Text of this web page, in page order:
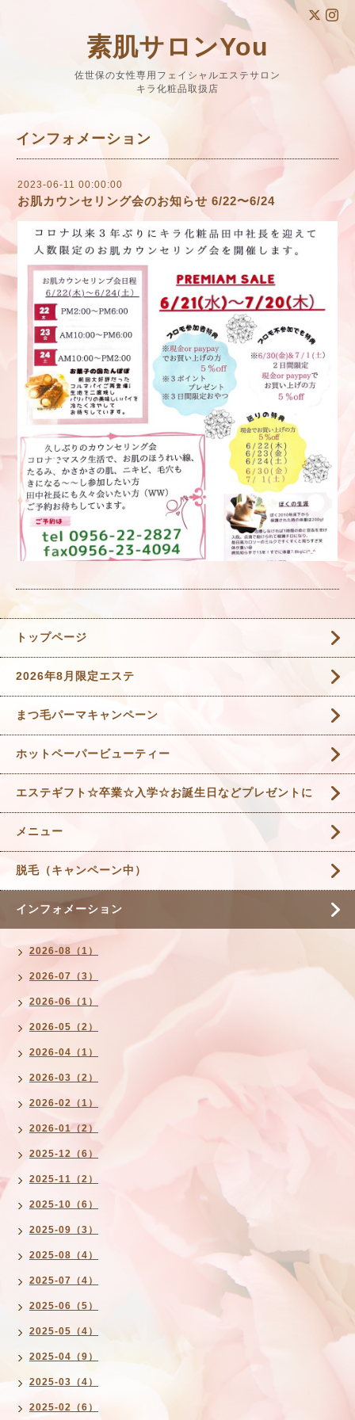
素肌サロンYou
佐世保の女性専用フェイシャルエステサロン
キラ化粧品取扱店
インフォメーション
2023-06-11 00:00:00
お肌カウンセリング会のお知らせ 6/22〜6/24
トップページ
2026年8月限定エステ
まつ毛パーマキャンペーン
ホットペーパービューティー
エステギフト☆卒業☆入学☆お誕生日などプレゼントに
メニュー
脱毛（キャンペーン中）
インフォメーション
2026-08（1）
2026-07（3）
2026-06（1）
2026-05（2）
2026-04（1）
2026-03（2）
2026-02（1）
2026-01（2）
2025-12（6）
2025-11（2）
2025-10（6）
2025-09（3）
2025-08（4）
2025-07（4）
2025-06（5）
2025-05（4）
2025-04（9）
2025-03（4）
2025-02（6）